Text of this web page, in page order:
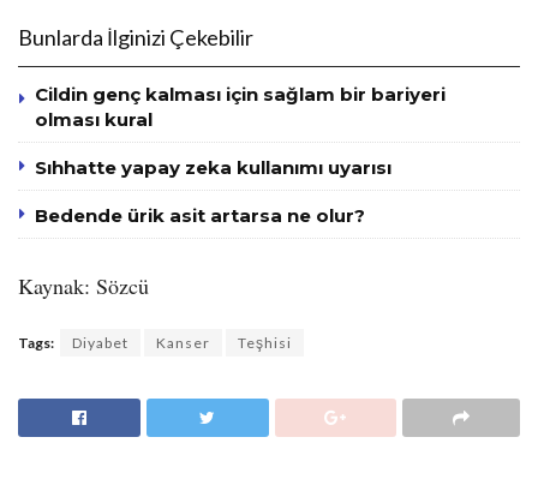
Bunlarda İlginizi Çekebilir
Cildin genç kalması için sağlam bir bariyeri
olması kural
Sıhhatte yapay zeka kullanımı uyarısı
Bedende ürik asit artarsa ne olur?
Kaynak: Sözcü
Tags: Diyabet Kanser Teşhisi